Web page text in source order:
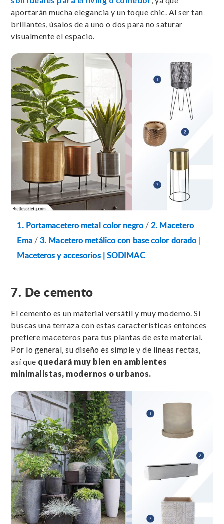
aportarán mucha elegancia y un toque chic. Al ser tan
brillantes, úsalos de a uno o dos para no saturar
visualmente el espacio.
1. Portamacetero metal color negro/2. Macetero
Ema/3. Macetero metálico con base color dorado|
Maceteros y accesorios | SODIMAC
7. De cemento
El cemento es un material versátil y muy moderno. Si
buscas una terraza con estas características entonces
prefiere maceteros para tus plantas de este material.
Por lo general, su diseño es simple y de líneas rectas,
así que quedará muy bien en ambientes
minimalistas, modernos o urbanos.